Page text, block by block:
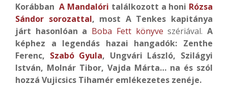
KorábbanA Mandalóri találkozott a honi Rózsa
Sándor sorozattal, most A Tenkes kapitánya
járt hasonlóan a Boba Fett könyve szériával.A
képhez a legendás hazai hangadók: Zenthe
Ferenc, Szabó Gyula, Ungvári László, Szilágyi
István, Molnár Tibor, Vajda Márta… na és szól
hozzá Vujicsics Tihamér emlékezetes zenéje.